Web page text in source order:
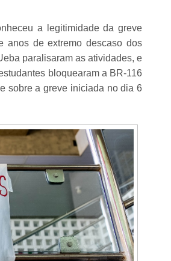
a legitimidade da greve
anos de extremo descaso dos
paralisaram as atividades, e
bloquearam a BR-116
sobre a greve iniciada no dia 6